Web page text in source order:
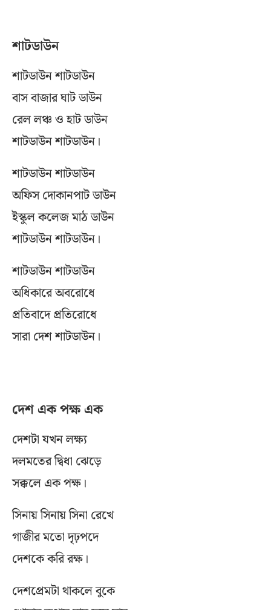
শাটডাউন
শাটডাউন শাটডাউন
বাস বাজার ঘাট ডাউন
রেল লঞ্চ ও হাট ডাউন
শাটডাউন শাটডাউন।
শাটডাউন শাটডাউন
অফিস দোকানপাট ডাউন
ইস্কুল কলেজ মাঠ ডাউন
শাটডাউন শাটডাউন।
শাটডাউন শাটডাউন
অধিকারে অবরোধে
প্রতিবাদে প্রতিরোধে
সারা দেশ শাটডাউন।
দেশ এক পক্ষ এক
দেশটা যখন লক্ষ্য
দলমতের দ্বিধা ঝেড়ে
সক্কলে এক পক্ষ।
সিনায় সিনায় সিনা রেখে
গাজীর মতো দৃঢ়পদে
দেশকে করি রক্ষ।
দেশপ্রেমটা থাকলে বুকে